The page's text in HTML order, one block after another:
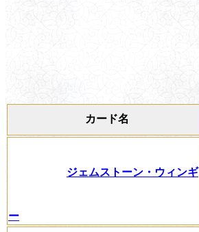
カード名
ジェムストーン・ウィンギ
ー